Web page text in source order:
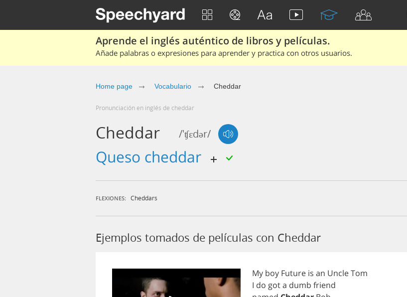
Aprende el inglés auténtico de libros y películas.
Añade palabras o expresiones para aprender y practica con otros usuarios.
Home page Vocabulario Cheddar
Pronunciación en inglés de cheddar
Cheddar /'ʧɛdər/
queso cheddar
FLEXIONES: Cheddars
Ejemplos tomados de películas con Cheddar
My boy Future is an UncleTom
I do gota dumb friend